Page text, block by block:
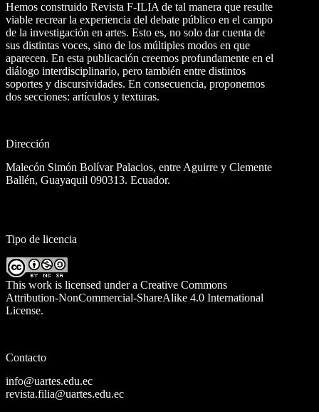
Hemos construido Revista F-ILIA de tal manera que resulte
viable recrear la experiencia del debate público en el campo
de la investigación en artes. Esto es, no solo dar cuenta de
sus distintas voces, sino de los múltiples modos en que
aparecen. En esta publicación creemos profundamente en el
diálogo interdisciplinario, pero también entre distintos
soportes y discursividades. En consecuencia, proponemos
dos secciones: artículos y texturas.
Dirección
Malecón Simón Bolívar Palacios, entre Aguirre y Clemente
Ballén, Guayaquil 090313. Ecuador.
Tipo de licencia
This work is licensed under a Creative Commons
Attribution-NonCommercial-ShareAlike 4.0 International
License.
Contacto
info@uartes.edu.ec
revista.filia@uartes.edu.ec